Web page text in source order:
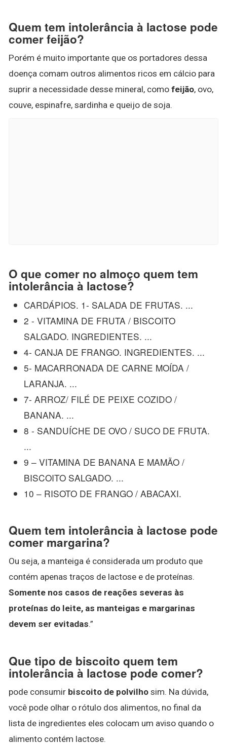
Quem tem intolerância à lactose pode
comer feijão?
Porém é muito importante que os portadores dessa
doença comam outros alimentos ricos em cálcio para
suprir a necessidade desse mineral, como feijão, ovo,
couve, espinafre, sardinha e queijo de soja.
O que comer no almoço quem tem
intolerância à lactose?
CARDÁPIOS. 1- SALADA DE FRUTAS. ...
2 - VITAMINA DE FRUTA / BISCOITO
SALGADO. INGREDIENTES. ...
4- CANJA DE FRANGO. INGREDIENTES. ...
5- MACARRONADA DE CARNE MOÍDA /
LARANJA. ...
7- ARROZ/ FILÉ DE PEIXE COZIDO /
BANANA. ...
8 - SANDUÍCHE DE OVO / SUCO DE FRUTA.
...
9 – VITAMINA DE BANANA E MAMÃO /
BISCOITO SALGADO. ...
10 – RISOTO DE FRANGO / ABACAXI.
Quem tem intolerância à lactose pode
comer margarina?
Ou seja, a manteiga é considerada um produto que
contém apenas traços de lactose e de proteínas.
Somente nos casos de reações severas às
proteínas do leite, as manteigas e margarinas
devem ser evitadas.”
Que tipo de biscoito quem tem
intolerância à lactose pode comer?
pode consumir biscoito de polvilho sim. Na dúvida,
você pode olhar o rótulo dos alimentos, no final da
lista de ingredientes eles colocam um aviso quando o
alimento contém lactose.